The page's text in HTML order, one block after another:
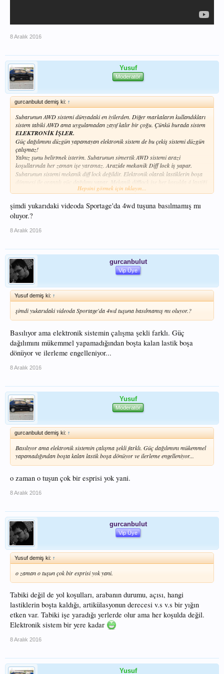
8 Aralık 2016
Yusuf
Moderatör
gurcanbulut demiş ki: ↑
Subarunun AWD sistemi dünyadaki en iyilerden. Diğer markaların kullandıkları
sistem tabiki AWD ama uygulamadan zayıf kalır bir çoğu. Çünkü burada sistem
ELEKTRONİK İŞLER.
Güç dağılımını düzgün yapamayan elektronik sistem de bu çekiş sistemi düzgün
çalışmaz!
Yalnız şunu belirtmek isterim. Subarunun simertik AWD sistemi arazi
koşullarında her zaman işe yaramaz. Arazide mekanik Diff lock iş yapar.
Subarunun sistemi mekanik diff lock değildir. Elektronik olarak lastiklerin boşa
dönmesi ile orantılı güç dağılımı yapar. Mekanik difflock ise her koşulda 4 lastiği
sistem vardır. Arazi amaçlı kullanımlarda daha çok 4WD tercih edilir.
Evet günümüzde teknolojinin gelişmesi ile AWD sistemler oldukça gelişmiş ve
arazide güzel işler yapmaya başlamıştır. Mesela Toyota yeni Hilux te AWD
Hepsini görmek için tıklayın...
şimdi yukarıdaki videoda Sportage'da 4wd tuşuna basılmamış mı
oluyor.?
8 Aralık 2016
gurcanbulut
Vip Üye
Yusuf demiş ki: ↑
şimdi yukarıdaki videoda Sportage'da 4wd tuşuna basılmamış mı oluyor.?
Basılıyor ama elektronik sistemin çalışma şekli farklı. Güç
dağılımını mükemmel yapamadığından boşta kalan lastik boşa
dönüyor ve ilerleme engelleniyor...
8 Aralık 2016
Yusuf
Moderatör
gurcanbulut demiş ki: ↑
Basılıyor ama elektronik sistemin çalışma şekli farklı. Güç dağılımını mükemmel
yapamadığından boşta kalan lastik boşa dönüyor ve ilerleme engelleniyor...
o zaman o tuşun çok bir esprisi yok yani.
8 Aralık 2016
gurcanbulut
Vip Üye
Yusuf demiş ki: ↑
o zaman o tuşun çok bir esprisi yok yani.
Tabiki değil de yol koşulları, arabanın durumu, açısı, hangi
lastiklerin boşta kaldığı, artikülasyonun derecesi v.s v.s bir yığın
etken var. Tabiki işe yaradığı yerlerde olur ama her koşulda değil.
Elektronik sistem bir yere kadar
8 Aralık 2016
Yusuf